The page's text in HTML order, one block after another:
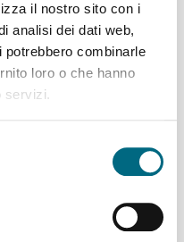
il nostro sito con i
analisi dei dati web,
potrebbero combinarle
loro o che hanno
servizi.
viceversa è possibile
Levante....
le rimesse urbane di